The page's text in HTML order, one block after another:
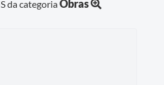
da categoriaObras